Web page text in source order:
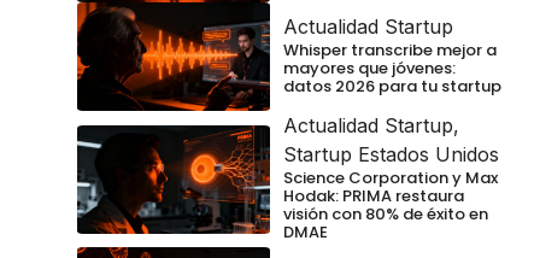
Actualidad Startup
Whisper transcribe mejor a
mayores que jóvenes:
datos 2026 para tu startup
Actualidad Startup,
Startup Estados Unidos
Science Corporation y Max
Hodak: PRIMA restaura
visión con 80% de éxito en
DMAE